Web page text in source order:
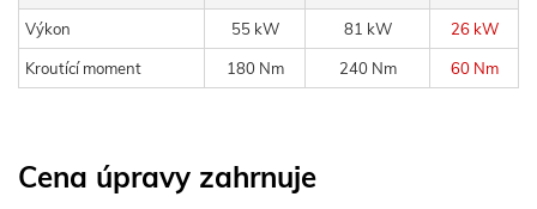
Výkon 55 kW 81 kW 26 kW
Kroutící moment 180 Nm 240 Nm 60 Nm
Cena úpravy zahrnuje